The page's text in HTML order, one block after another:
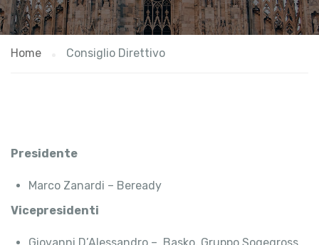
Home Consiglio Direttivo
Presidente
Marco Zanardi – Beready
Vicepresidenti